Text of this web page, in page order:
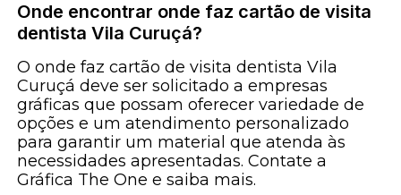
Onde encontrar onde faz cartão de visita
dentista Vila Curuçá?
O onde faz cartão de visita dentista Vila
Curuçá deve ser solicitado a empresas
gráficas que possam oferecer variedade de
opções e um atendimento personalizado
para garantir um material que atenda às
necessidades apresentadas. Contate a
Gráfica The One e saiba mais.